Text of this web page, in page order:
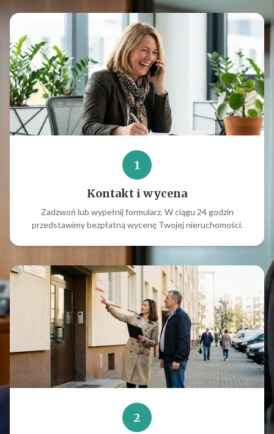
1
Kontakt i wycena
Zadzwoń lub wypełnij formularz. W ciągu 24 godzin
przedstawimy bezpłatną wycenę Twojej nieruchomości.
2